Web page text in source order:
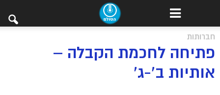
חברותות
פתיחה לחכמת הקבלה –
אותיות ב’-ג’